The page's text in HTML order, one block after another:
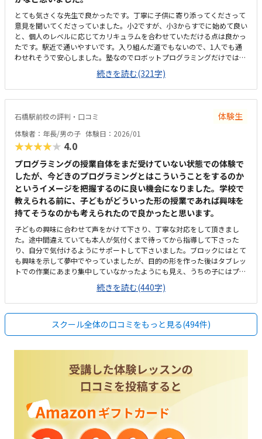
とても気さくな先生で良かったです。丁寧に子供に寄り添ってくださって
意見を聞いてくださっていました。小2ですが、小3からすでに始めて良い
と、個人のレベルに応じてカリキュラムを合わせていただける点は良かっ
たです。駅近で通いやすいです。入り組んだ道でもないので、1人でも通
わせれそうで安心しました。塾なのでロボットプログラミングだけではな
く、自習室を使って宿題をしてもらって良いと言っていただけた点が良か
ったです。通いやすい料金設定だと思います。他の習い事をしていても追
加で始めやすいかと思いました。今はロボットプログラミングだけを検討
していましたが、塾なので周りの先輩達の勉強する姿に感化されて勉強に
続きを読む(321字)
石橋駅前校の評判・口コミ 体験生
体験者：年長/男の子 体験日：2026/01
★★★★★ 4.0
プログラミングの授業自体をまだ受けていない状態での体験で
したが、今どきのプログラミングとはこういうことをするのか
というイメージを把握するのに良い機会になりました。学校で
教えられる前に、子どもがどういった形の授業であれば興味を
持てそうなのかも考えられたので良かったと思います。
子どもの興味に合わせて声をかけて下さり、丁寧な対応をして頂きまし
た。途中間違えていても本人が気付くまで待ってから指導して下さった
り、自分で気付けるようにサポートして下さいました。ブロックにはとて
も興味を示して夢中でやっていましたが、目的の形を作った後はタブレッ
トでの作業にあまり集中していなかったようにも見え、うちの子にはプロ
グラミングとしては興味の方向が違うのかなぁという印象でした。駅から
も近く、場所も分かりやすかったです。車では行きにくく、駐車場もない
ので、雨の日の送迎をどうしようかなぁというところです。本来は中高生
以上が対象の塾なのだと思うので殺風景な印象ではありましたが、子ども
にとっては余計な誘惑もなく良いのかもしれません。月に2回でこの値段
かぁとは思いましたが、プログラミング教室としての相場感では大差ない
るのが楽しかったようです。
続きを読む(440字)
スクール全体の口コミをもっと見る(494件)